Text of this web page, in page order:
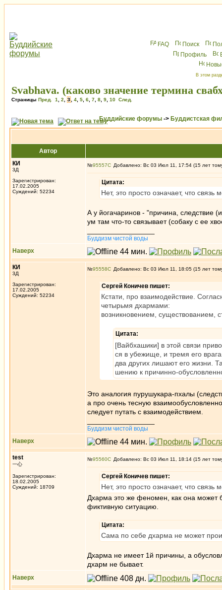
FAQ Поиск
Профиль
В этом
Svabhava. (каково значение термина
Страницы Пред. 1 2 3 4 5 6 7 8 9 10 След.
Буддийские форумы -> Буддистская
Автор
КИ
3Д
Зарегистрирован:
17.02.2005
Суждений: 52234
№95557 Добавлено: Вс 03 Июл 11, 17:54 (15 лет
Цитата:
Нет, это просто означает, что
А у йогачаринов - "причина, следствие
ум там что-то связывает (собаку с ее
Буддизм чистой воды
Наверх
КИ
3Д
Зарегистрирован:
17.02.2005
Суждений: 52234
№95558 Добавлено: Вс 03 Июл 11, 18:05 (15 лет
Сергей Коничев пишет:
Кстати, про взаимодействие.
четырьмя дхармами:
возникновением, существованием,
Цитата:
[Вайбхашики] в этой связи
ся в убежище, и тремя его
два других лишают его жизни.
шению к причинно-
Это аналогия пурушукара-пхалы
а про очень тесную
следует путать с взаимодействием.
Буддизм чистой воды
Наверх
test
一心
Зарегистрирован:
18.02.2005
Суждений: 18709
№95560 Добавлено: Вс 03 Июл 11, 18:14 (15 лет
Сергей Коничев пишет:
Нет, это просто означает, что
Дхарма это же феномен, как она может
фиктивную ситуацию.
Цитата:
Сама по себе дхарма не может
Дхарма не имеет 1й причины, а
дхарм не бывает.
Наверх